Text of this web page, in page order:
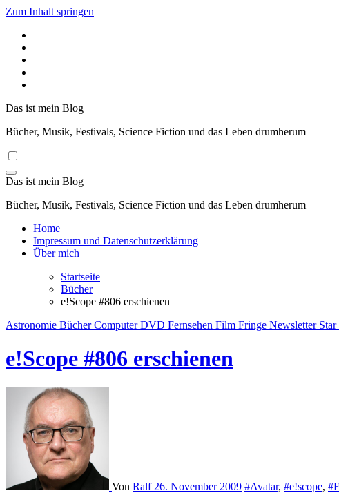
Zum Inhalt springen
Das ist mein Blog
Bücher, Musik, Festivals, Science Fiction und das Leben drumherum
Das ist mein Blog
Bücher, Musik, Festivals, Science Fiction und das Leben drumherum
Home
Impressum und Datenschutzerklärung
Über mich
Startseite
Bücher
e!Scope #806 erschienen
Astronomie BücherComputerDVD Fernsehen Film Fringe Newsletter
e!Scope #806 erschienen
Von Ralf 26. November 2009 #Avatar, #e!scope,